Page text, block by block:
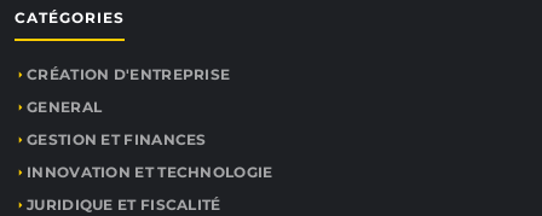
CATÉGORIES
CRÉATION D'ENTREPRISE
GENERAL
GESTION ET FINANCES
INNOVATION ET TECHNOLOGIE
JURIDIQUE ET FISCALITÉ